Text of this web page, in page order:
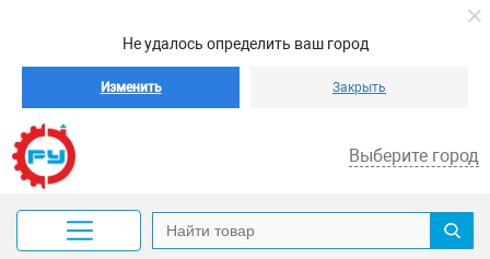
Не удалось определить ваш город
Изменить Закрыть
Выберите город